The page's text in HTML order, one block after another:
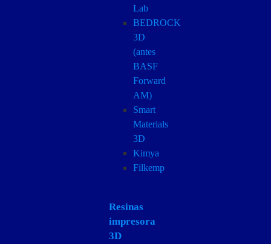
Lab
BEDROCK
3D
(antes
BASF
Forward
AM)
Smart
Materials
3D
Kimya
Filkemp
Resinas
impresora
3D